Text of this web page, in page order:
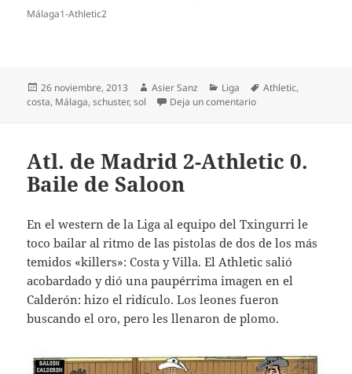
Málaga1-Athletic2
Publicado
el
26 noviembre, 2013 Autor
Asier Sanz Categorías
Liga Etiquetas
Athletic,
costa, Málaga,schuster,sol Deja un comentarioen Málaga 1-Athletic
Atl. de Madrid 2-Athletic 0.
Baile de Saloon
En el western de la Liga al equipo del Txingurri le
toco bailar al ritmo de las pistolas de dos de los más
temidos «killers»: Costa y Villa. El Athletic salió
acobardado y dió una paupérrima imagen en el
Calderón: hizo el ridículo. Los leones fueron
buscando el oro, pero les llenaron de plomo.